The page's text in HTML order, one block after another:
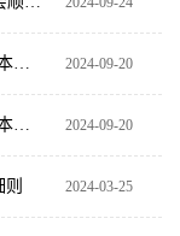
2024-09-20
2024-09-20
2024-03-25